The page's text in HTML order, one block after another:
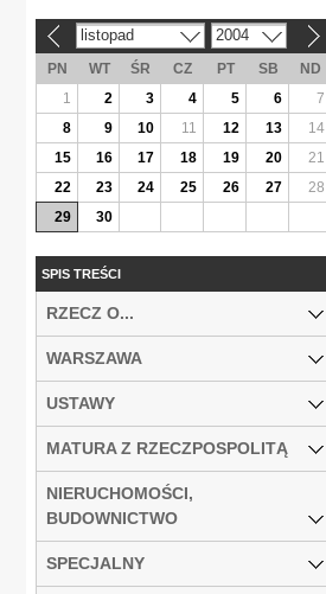
listopad 2004
PN WT ŚR CZ PT SB
ND
1
2 3 4 5 6
7
8
9 10 11 12 13
14
15
16 17 18 19 20
21
22
23 24 25 26 27
28
29
30
SPIS TREŚCI
RZECZ O...
WARSZAWA
USTAWY
MATURA Z RZECZPOSPOLITĄ
NIERUCHOMOŚCI,
BUDOWNICTWO
SPECJALNY